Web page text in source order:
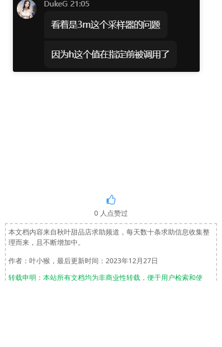
0 人点赞过
本文档内容来自秋叶甜品店求助频道，每天数十条求助信息收集整
理而来，且不断增加中。
作者：叶小猴，最后更新时间：2023年12月27日
转载申明：本站所有文档均为非商业性转载，便于用户检索和使